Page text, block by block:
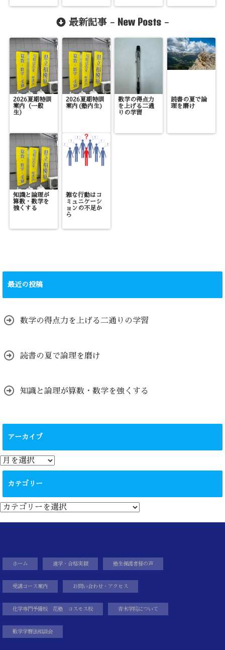
最新記事 - New Posts -
2026夏期特訓
案内（一般
生）
2026夏期特訓
案内(塾内生)
数学の得点力
を上げる二通
りの学習
読書の夏で論
理を磨け
知識と論理が
算数・数学を
強くする
雑な行動はコ
ミュニケーシ
ョンの不足か
ら
最近の投稿
数学の得点力を上げる二通りの学習
読書の夏で論理を磨け
知識と論理が算数・数学を強くする
アーカイブ
ア
ー
カテゴリー
カ
テ
ゴ
ホーム 進学・合格実績 塾生保護者様の声
受講コース案内 お問い合わせ・アクセス
化学専門予備校 花塾 コスモス校 青木学院について
数学学習法相談会